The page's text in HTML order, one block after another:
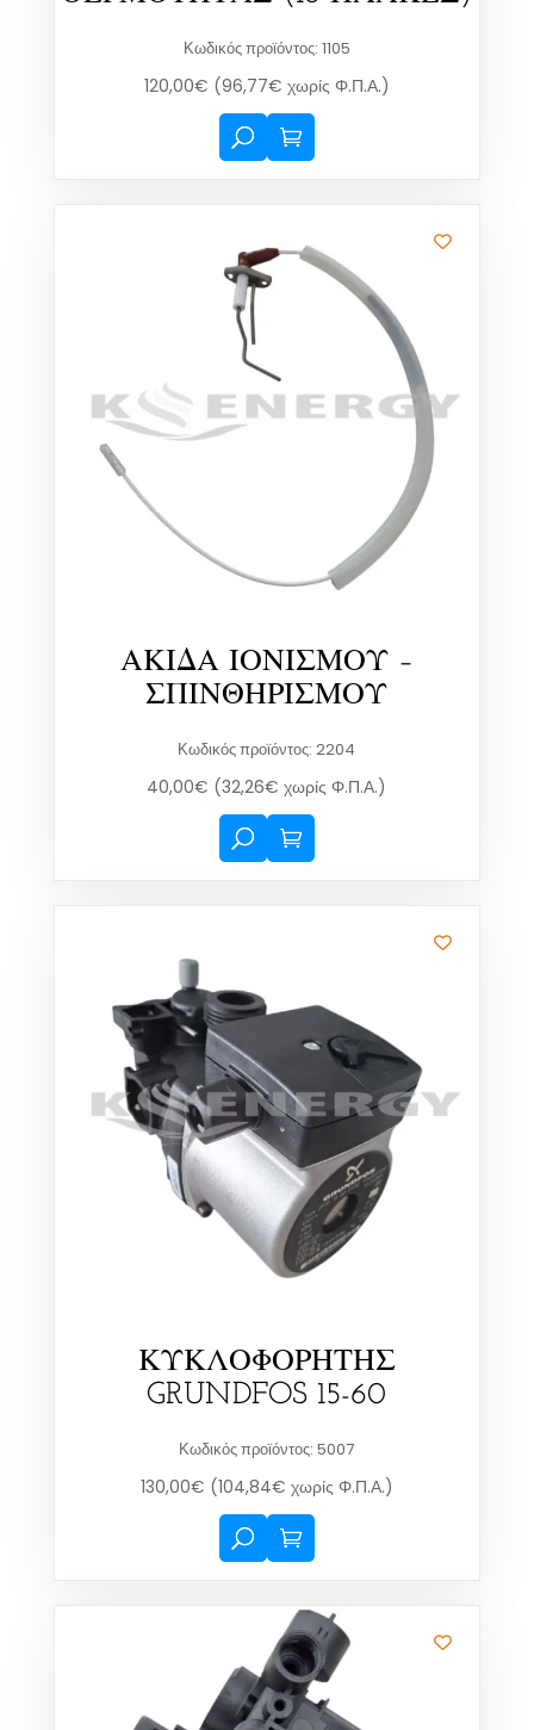
Κωδικός προϊόντος: 1105
120,00€ (96,77€ χωρίς Φ.Π.Α.)
ΑΚΙΔΑ ΙΟΝΙΣΜΟΥ –
ΣΠΙΝΘΗΡΙΣΜΟΥ
Κωδικός προϊόντος: 2204
40,00€ (32,26€ χωρίς Φ.Π.Α.)
ΚΥΚΛΟΦΟΡΗΤΗΣ
GRUNDFOS 15-60
Κωδικός προϊόντος: 5007
130,00€ (104,84€ χωρίς Φ.Π.Α.)